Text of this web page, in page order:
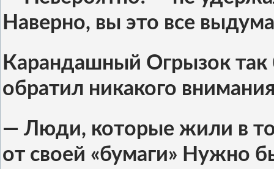
Наверно, вы это все
Карандашный Огрызок так
обратил никакого
— Люди, которые жили в
от своей «бумаги» Нужно